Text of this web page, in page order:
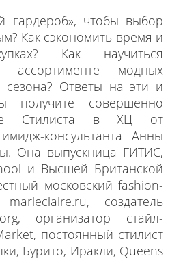
гардероб», чтобы выбор
Как сэкономить время и
Как научиться
ассортименте модных
сезона? Ответы на эти и
получите совершенно
Стилиста в ХЦ от
консультанта Анны
Она выпускница ГИТИС,
и Высшей Британской
московский fashion-
создатель
организатор стайл-
постоянный стилист
Бурито, Иракли, Queens